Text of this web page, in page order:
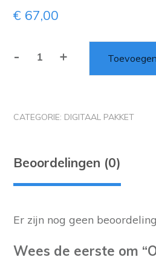
€ 67,00
- +
CATEGORIE: DIGITAAL PAKKET
Beoordelingen (0)
Er zijn nog geen
Wees de eerste om